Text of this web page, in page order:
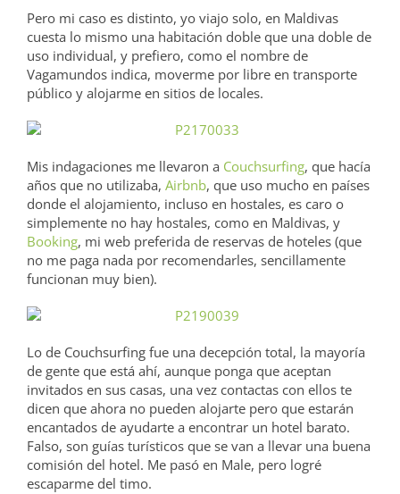
Pero mi caso es distinto, yo viajo solo, en Maldivas
cuesta lo mismo una habitación doble que una doble de
uso individual, y prefiero, como el nombre de
Vagamundos indica, moverme por libre en transporte
público y alojarme en sitios de locales.
Mis indagaciones me llevaron a Couchsurfing, que hacía
años que no utilizaba, Airbnb, que uso mucho en países
donde el alojamiento, incluso en hostales, es caro o
simplemente no hay hostales, como en Maldivas, y
Booking, mi web preferida de reservas de hoteles (que
no me paga nada por recomendarles, sencillamente
funcionan muy bien).
Lo de Couchsurfing fue una decepción total, la mayoría
de gente que está ahí, aunque ponga que aceptan
invitados en sus casas, una vez contactas con ellos te
dicen que ahora no pueden alojarte pero que estarán
encantados de ayudarte a encontrar un hotel barato.
Falso, son guías turísticos que se van a llevar una buena
comisión del hotel. Me pasó en Male, pero logré
escaparme del timo.